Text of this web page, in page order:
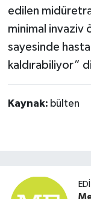
edilen
minimal invaziv
sayesinde
kaldırabiliyor”
Kaynak: bülten